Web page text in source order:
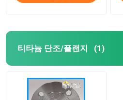
티타늄 단조/플랜지 (1)